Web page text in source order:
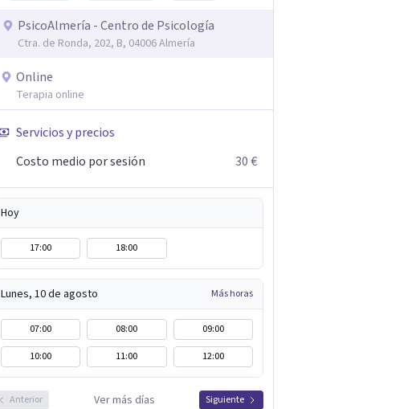
PsicoAlmería - Centro de Psicología
Ctra. de Ronda, 202, B, 04006 Almería
Online
Terapia online
Servicios y precios
Costo medio por sesión
30 €
Hoy
17:00 18:00
Lunes, 10 de agosto Más horas
07:00 08:00
09:00
10:00
11:00 12:00
Anterior Ver más días Siguiente